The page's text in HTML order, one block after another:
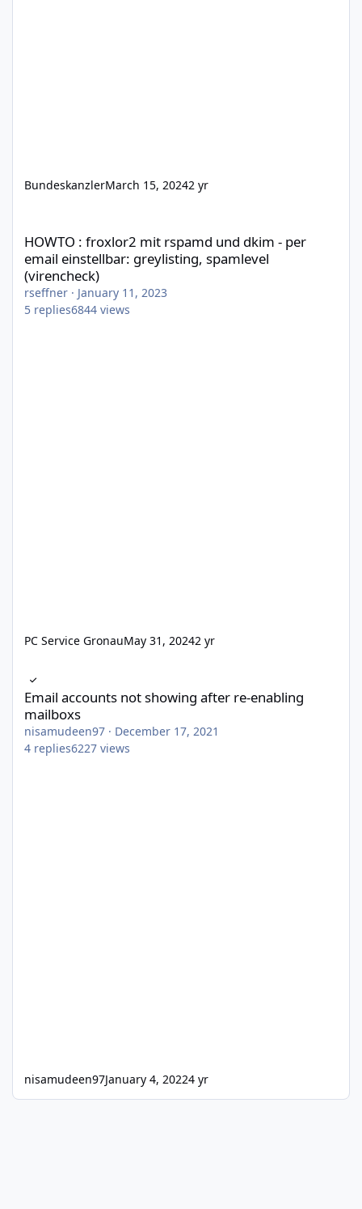
BundeskanzlerMarch 15, 20242 yr
HOWTO : froxlor2 mit rspamd und dkim - per
email einstellbar: greylisting, spamlevel
(virencheck)
rseffner · January 11, 2023
5 replies6844 views
PC Service GronauMay 31, 20242 yr
Email accounts not showing after re-enabling
mailboxs
nisamudeen97 · December 17, 2021
4 replies6227 views
nisamudeen97January 4, 20224 yr